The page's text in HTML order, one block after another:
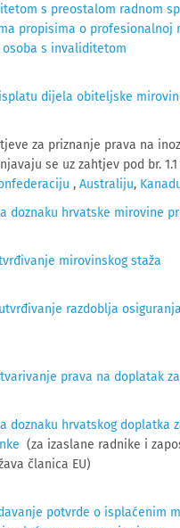
s preostalom radnom
propisima o profesionalnoj
s invaliditetom
dijela obiteljske
za priznanje prava na
se uz zahtjev pod br. 1.1
, Australiju,
doznaku hrvatske mirovine
mirovinskog staža
razdoblja
prava na doplatak
doznaku hrvatskog doplatka
(za izaslane radnike i
članica EU)
potvrde o isplaćenim